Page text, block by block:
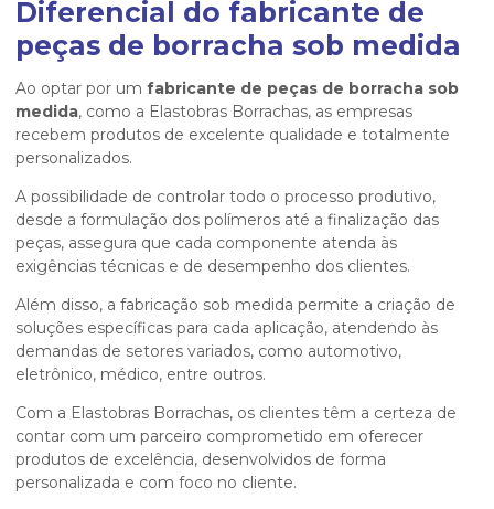
Diferencial do fabricante de
peças de borracha sob medida
Ao optar por um fabricante de peças de borracha sob
medida, como a Elastobras Borrachas, as empresas
recebem produtos de excelente qualidade e totalmente
personalizados.
A possibilidade de controlar todo o processo produtivo,
desde a formulação dos polímeros até a finalização das
peças, assegura que cada componente atenda às
exigências técnicas e de desempenho dos clientes.
Além disso, a fabricação sob medida permite a criação de
soluções específicas para cada aplicação, atendendo às
demandas de setores variados, como automotivo,
eletrônico, médico, entre outros.
Com a Elastobras Borrachas, os clientes têm a certeza de
contar com um parceiro comprometido em oferecer
produtos de excelência, desenvolvidos de forma
personalizada e com foco no cliente.